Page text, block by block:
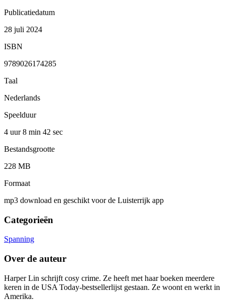
Publicatiedatum
28 juli 2024
ISBN
9789026174285
Taal
Nederlands
Speelduur
4 uur 8 min 42 sec
Bestandsgrootte
228 MB
Formaat
mp3 download en geschikt voor de Luisterrijk app
Categorieën
Spanning
Over de auteur
Harper Lin schrijft cosy crime. Ze heeft met haar boeken meerdere
keren in de USA Today-bestsellerlijst gestaan. Ze woont en werkt in
Amerika.